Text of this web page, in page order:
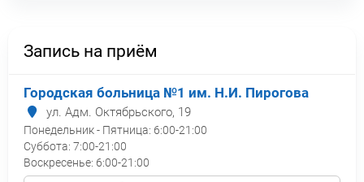
Запись на приём
Городская больница №1 им. Н.И. Пирогова
ул. Адм. Октябрьского, 19
Понедельник - Пятница: 6:00-21:00
Суббота: 7:00-21:00
Воскресенье: 6:00-21:00